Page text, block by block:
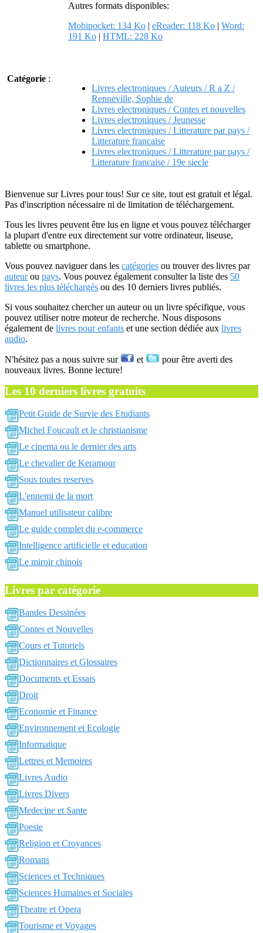
Autres formats disponibles:
Mobipocket: 134 Ko | eReader: 118 Ko | Word:
191 Ko | HTML: 228 Ko
Catégorie :
Livres electroniques / Auteurs / R a Z /
Renneville, Sophie de
Livres electroniques / Contes et nouvelles
Livres electroniques / Jeunesse
Livres electroniques / Litterature par pays /
Litterature francaise
Livres electroniques / Litterature par pays /
Litterature francaise / 19e siecle
Bienvenue sur Livres pour tous! Sur ce site, tout est gratuit et légal.
Pas d'inscription nécessaire ni de limitation de téléchargement.
Tous les livres peuvent être lus en ligne et vous pouvez télécharger
la plupart d'entre eux directement sur votre ordinateur, liseuse,
tablette ou smartphone.
Vous pouvez naviguer dans les catégories ou trouver des livres par
auteurou pays. Vous pouvez également consulter la liste des 50
livres les plus téléchargés ou des 10 derniers livres publiés.
Si vous souhaitez chercher un auteur ou un livre spécifique, vous
pouvez utiliser notre moteur de recherche. Nous disposons
également de livres pour enfants et une section dédiée aux livres
audio.
N'hésitez pas a nous suivre sur et
pour être averti des
nouveaux livres. Bonne lecture!
Les 10 derniers livres gratuits
Petit Guide de Survie des Etudiants
Michel Foucault et le christianisme
Le cinema ou le dernier des arts
Le chevalier de Keramour
Sous toutes reserves
L'ennemi de la mort
Manuel utilisateur calibre
Le guide complet du e-commerce
Intelligence artificielle et education
Le miroir chinois
Livres par catégorie
Bandes Dessinées
Contes et Nouvelles
Cours et Tutoriels
Dictionnaires et Glossaires
Documents et Essais
Droit
Economie et Finance
Environnement et Ecologie
Informatique
Lettres et Memoires
Livres Audio
Livres Divers
Medecine et Sante
Poesie
Religion et Croyances
Romans
Sciences et Techniques
Sciences Humaines et Sociales
Theatre et Opera
Tourisme et Voyages